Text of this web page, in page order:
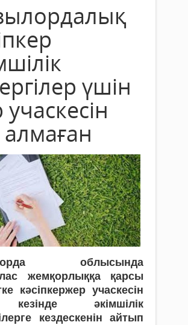
үшін
облысында
жемқорлыққа қарсы
кәсіпкержер учаскесін
әкімшілік
кездескенін айтып